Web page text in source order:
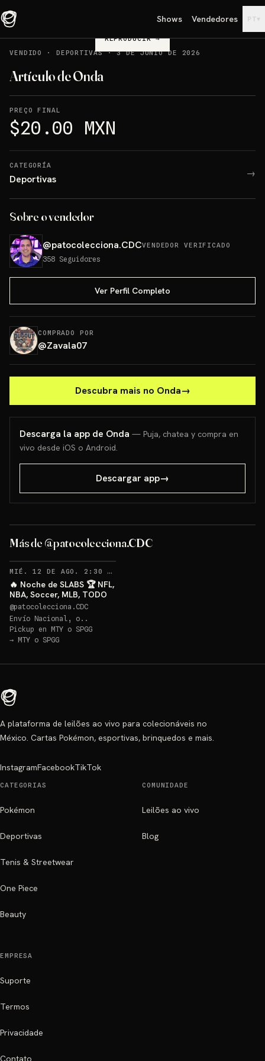
Shows Vendedores PT▾
REPRODUCIR→
VENDIDO
· DEPORTIVAS·3 DE JUNIO DE 2026
Artículo de Onda
PREÇO FINAL
$20.00 MXN
CATEGORÍA
Deportivas →
Sobre o vendedor
@patocolecciona.CDCVENDEDOR VERIFICADO
358 Seguidores
Ver Perfil Completo
COMPRADO POR
@Zavala07
Descubra mais no Onda→
Descarga la app de Onda — Puja, chatea y compra en
vivo desde iOS o Android.
Descargar app→
Más de @patocolecciona.CDC
MIÉ. 12 DE AGO. 2:30 AM
🔥 Noche de SLABS 🏆 NFL,
NBA, Soccer, MLB, TODO
@patocolecciona.CDC
Envío Nacional, o..
Pickup en MTY o SPGG
→ MTY o SPGG
A plataforma de leilões ao vivo para colecionáveis no
México. Cartas Pokémon, esportivas, brinquedos e mais.
InstagramFacebookTikTok
CATEGORIAS
Pokémon
Deportivas
Tenis & Streetwear
One Piece
Beauty
COMUNIDADE
Leilões ao vivo
Blog
EMPRESA
Suporte
Termos
Privacidade
Contato